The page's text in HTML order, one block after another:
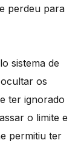
perdeu para
sistema de
os
ter ignorado
o limite e
permitiu ter